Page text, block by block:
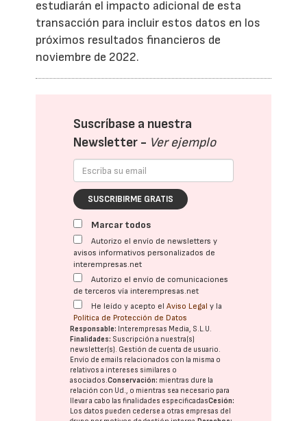
estudiarán el impacto adicional de esta
transacción para incluir estos datos en los
próximos resultados financieros de
noviembre de 2022.
Suscríbase a nuestra
Newsletter - Ver ejemplo
SUSCRIBIRME GRATIS
Marcar todos
Autorizo el envío de newsletters y
avisos informativos personalizados de
interempresas.net
Autorizo el envío de comunicaciones
de terceros vía interempresas.net
He leído y acepto elAviso Legal y la
Política de Protección de Datos
Responsable: Interempresas Media, S.L.U.
Finalidades: Suscripción a nuestra(s)
newsletter(s). Gestión de cuenta de usuario.
Envío de emails relacionados con la misma o
relativos a intereses similares o
asociados.Conservación: mientras dure la
relación con Ud., o mientras sea necesario para
llevar a cabo las finalidades especificadasCesión:
Los datos pueden cederse a otras empresas del